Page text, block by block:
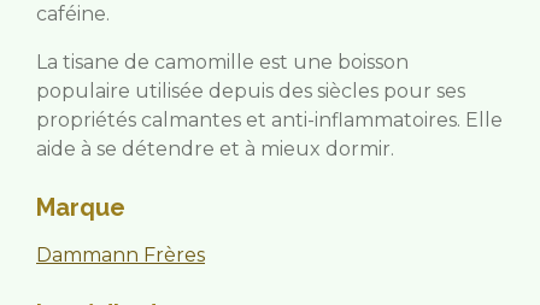
caféine.
La tisane de camomille est une boisson
populaire utilisée depuis des siècles pour ses
propriétés calmantes et anti-inflammatoires. Elle
aide à se détendre et à mieux dormir.
Marque
Dammann Frères